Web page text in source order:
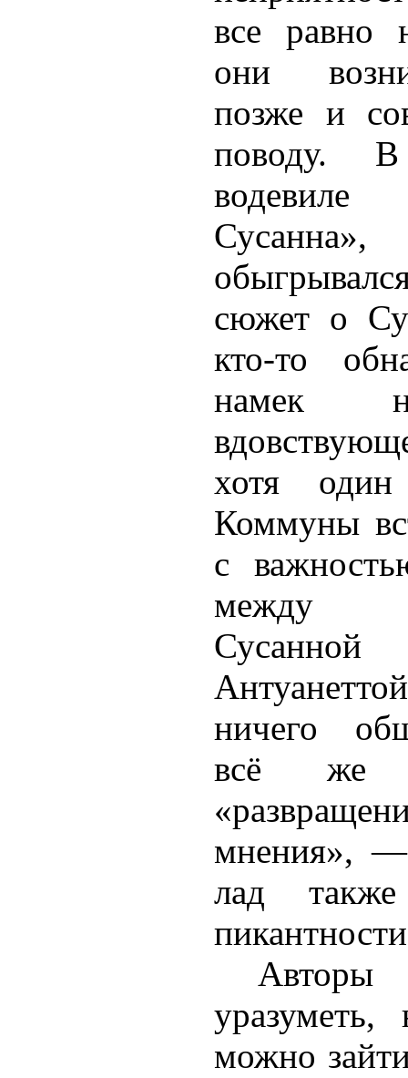
все равно
они
позже и
поводу. В
водевиле
сюжет о
кто-то
намек
хотя
Коммуны
с
между
ничего
всё же
мнения», —
лад
уразуметь,
можно